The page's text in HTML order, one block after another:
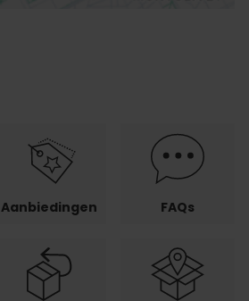
Aanbiedingen FAQs